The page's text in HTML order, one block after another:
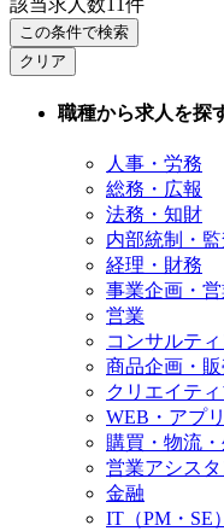
該当求人数11件
この条件で検索
クリア
職種から求人を探
人事・労務
総務・広報
法務・知財
内部統制・
経理・財務
事業企画・
営業
コンサルテ
商品企画・
クリエイテ
WEB・アプ
購買・物流
営業アシス
金融
IT（PM・SE）